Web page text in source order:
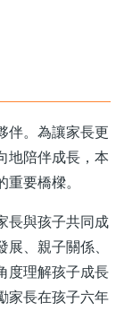
伴。為讓家長更
地陪伴成長，本
要橋樑。
長與孩子共同成
、親子關係、
度理解孩子成長
家長在孩子六年